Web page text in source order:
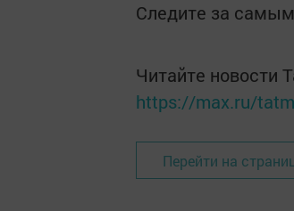
Следите за
Читайте новости
https://max.ru/
Перейти на